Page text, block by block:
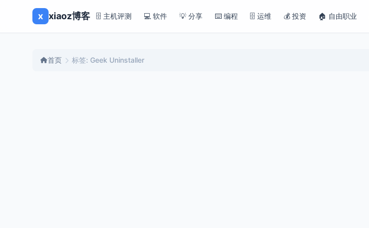
x xiaoz博客 🗄️ 主机评测 💻 软件 💡 分享 ⌨️ 编程 🗄️ 运维 💰 投资 🏠 自由职业
首页 标签: Geek Uninstaller